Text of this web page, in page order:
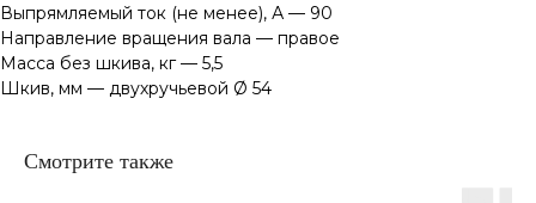
Выпрямляемый ток (не менее), А — 90
Направление вращения вала — правое
Масса без шкива, кг — 5,5
Шкив, мм — двухручьевой Ø 54
Смотрите также